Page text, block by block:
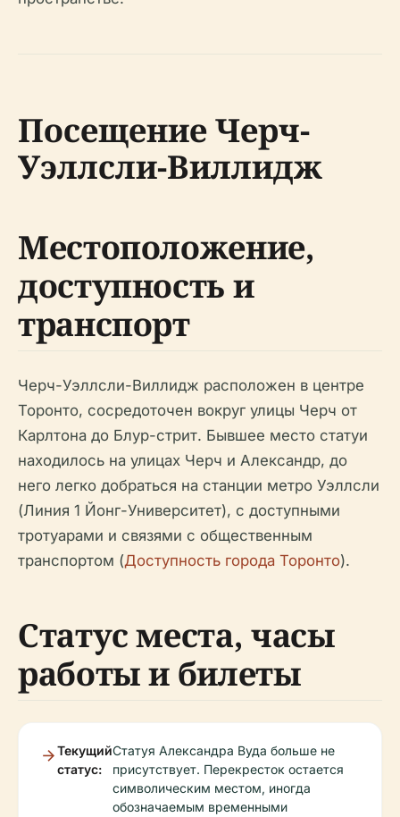
Посещение Черч-
Уэллсли-Виллидж
Местоположение,
доступность и
транспорт
Черч-Уэллсли-Виллидж расположен в центре
Торонто, сосредоточен вокруг улицы Черч от
Карлтона до Блур-стрит. Бывшее место статуи
находилось на улицах Черч и Александр, до
него легко добраться на станции метро Уэллсли
(Линия 1 Йонг-Университет), с доступными
тротуарами и связями с общественным
транспортом (Доступность города Торонто).
Статус места, часы
работы и билеты
Текущий
статус:
Статуя Александра Вуда больше не
присутствует. Перекресток остается
символическим местом, иногда
обозначаемым временными